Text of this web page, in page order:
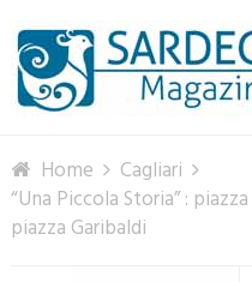
Home
Cagliari
“Una Piccola Storia” :
piazza Garibaldi